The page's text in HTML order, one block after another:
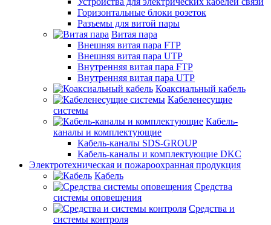
Горизонтальные блоки розеток
Разъемы для витой пары
Витая пара
Внешняя витая пара FTP
Внешняя витая пара UTP
Внутренняя витая пара FTP
Внутренняя витая пара UTP
Коаксиальный кабель
Кабеленесущие
системы
Кабель-
каналы и комплектующие
Кабель-каналы SDS-GROUP
Кабель-каналы и комплектующие DKC
Электротехническая и пожароохранная продукция
Кабель
Средства
системы оповещения
Средства и
системы контроля